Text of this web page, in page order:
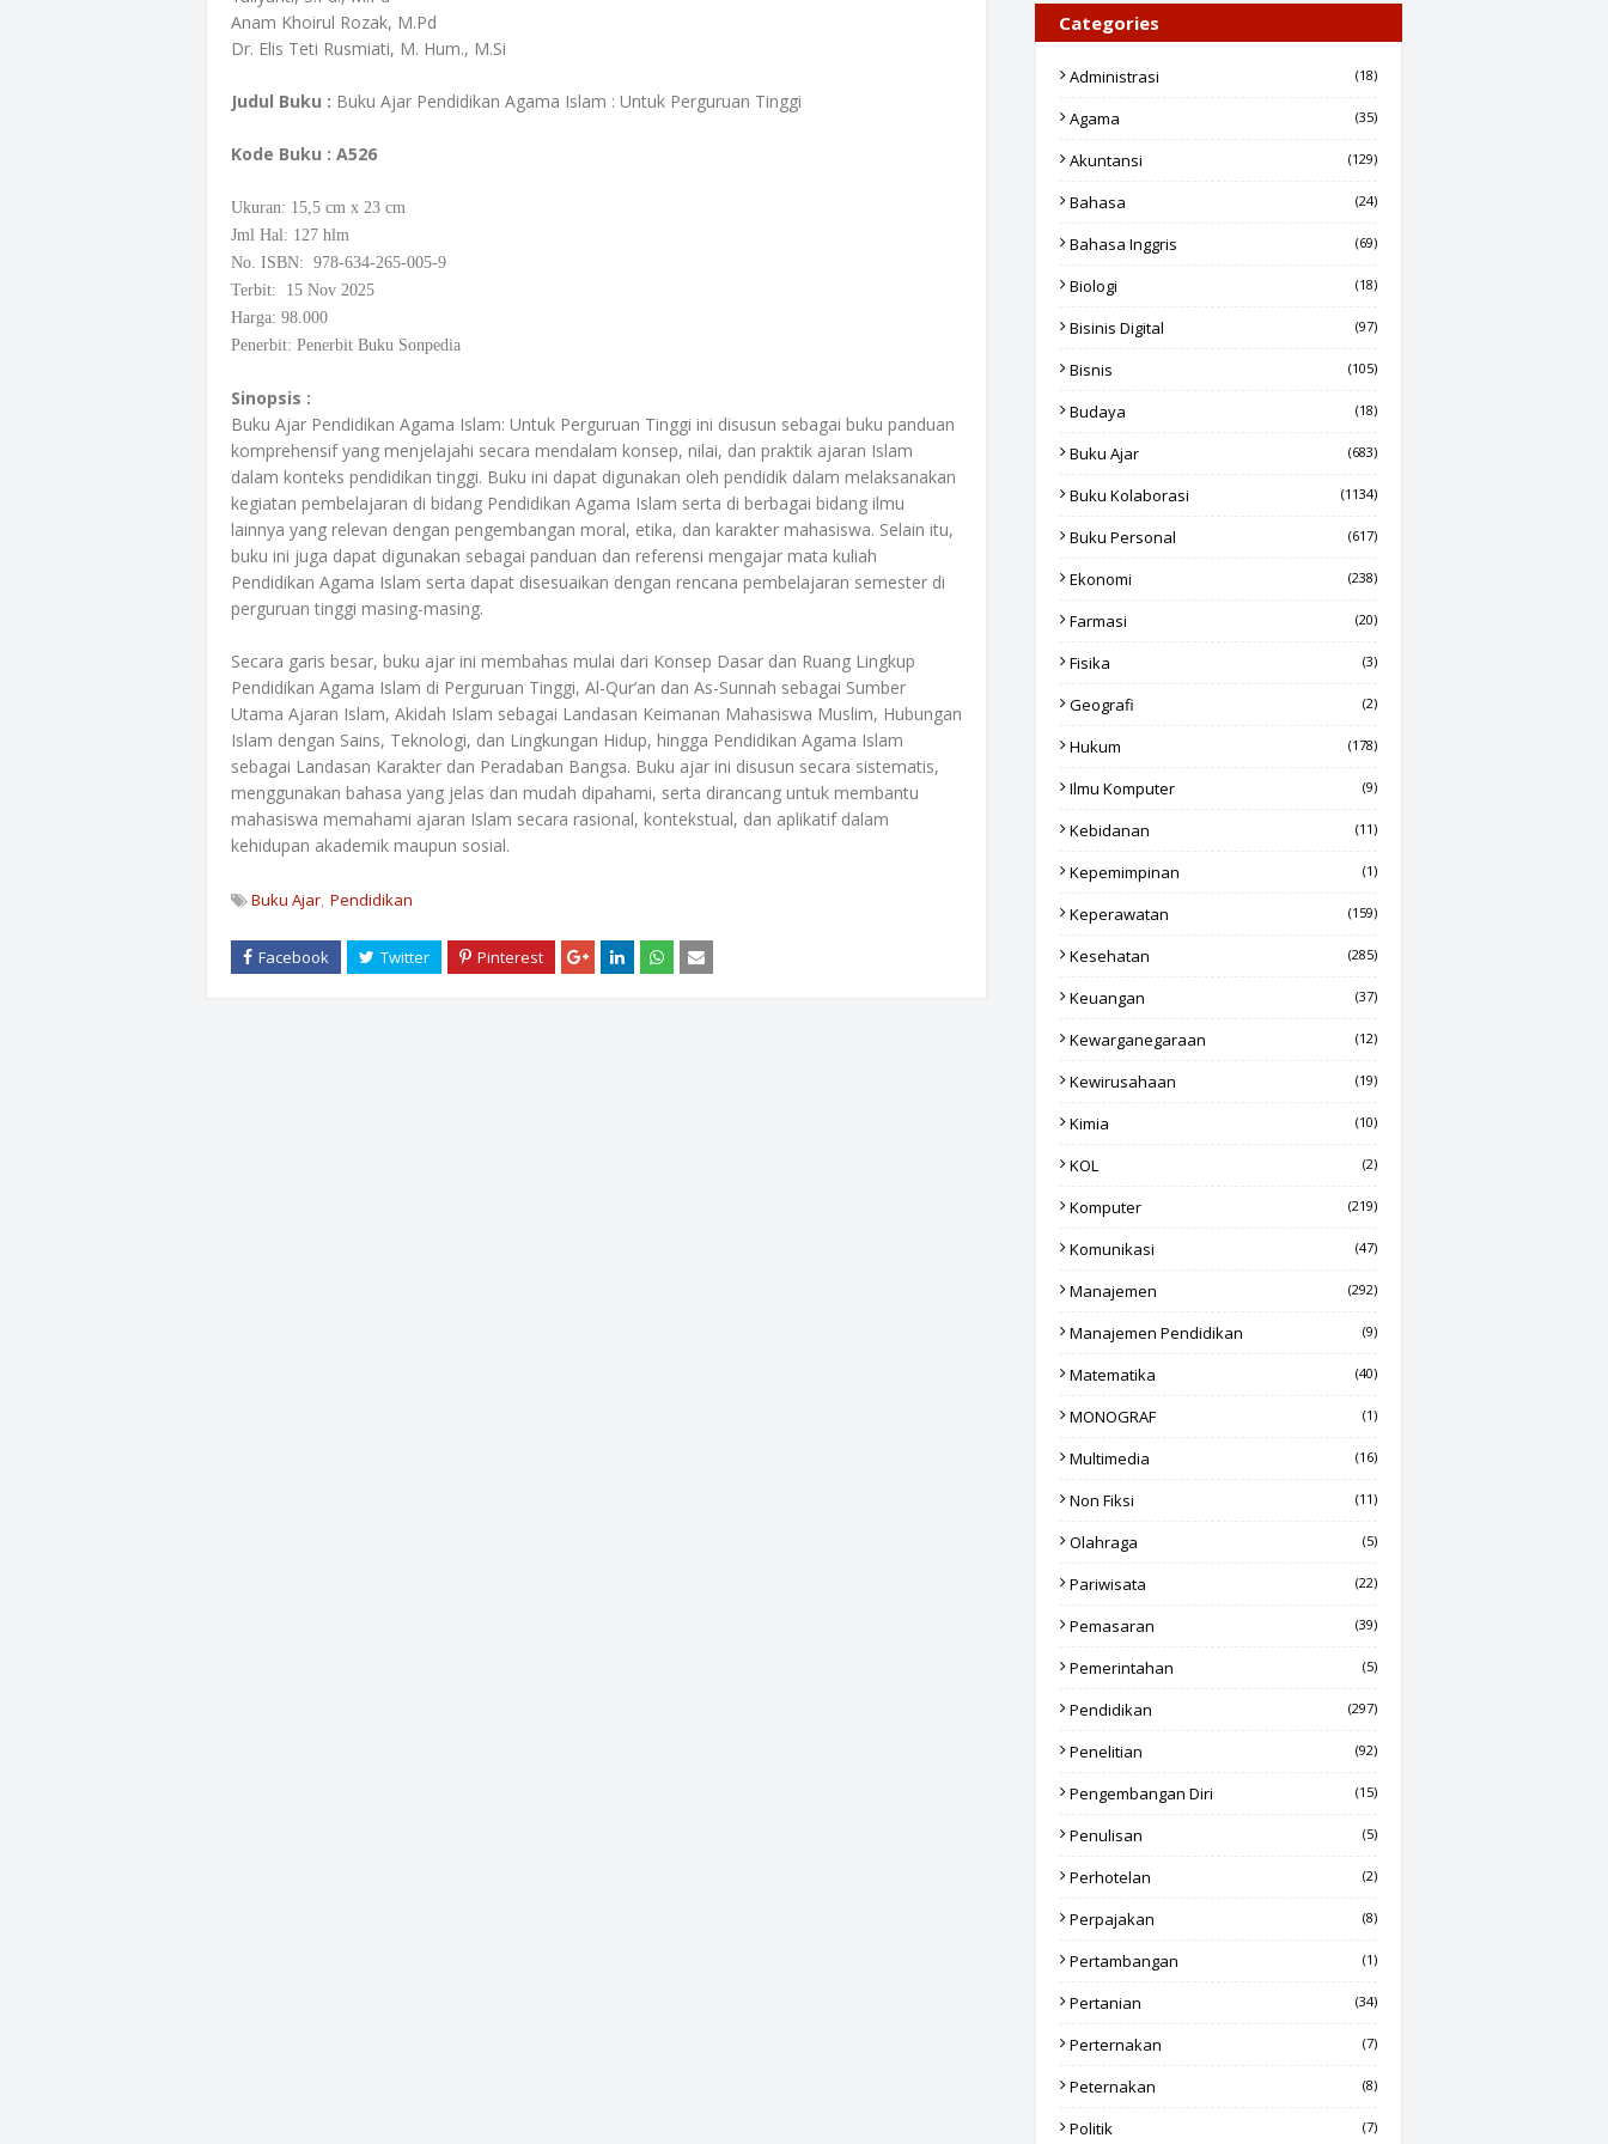
Anam Khoirul Rozak, M.Pd
Dr. Elis Teti Rusmiati, M. Hum., M.Si
Judul Buku : Buku Ajar Pendidikan Agama Islam : Untuk Perguruan Tinggi
Kode Buku : A526
Ukuran: 15,5 cm x 23 cm
Jml Hal: 127 hlm
No. ISBN: 978-634-265-005-9
Terbit: 15 Nov 2025
Harga: 98.000
Penerbit: Penerbit Buku Sonpedia
Sinopsis :
Buku Ajar Pendidikan Agama Islam: Untuk Perguruan Tinggi ini disusun sebagai buku panduan
komprehensif yang menjelajahi secara mendalam konsep, nilai, dan praktik ajaran Islam
dalam konteks pendidikan tinggi. Buku ini dapat digunakan oleh pendidik dalam melaksanakan
kegiatan pembelajaran di bidang Pendidikan Agama Islam serta di berbagai bidang ilmu
lainnya yang relevan dengan pengembangan moral, etika, dan karakter mahasiswa. Selain itu,
buku ini juga dapat digunakan sebagai panduan dan referensi mengajar mata kuliah
Pendidikan Agama Islam serta dapat disesuaikan dengan rencana pembelajaran semester di
perguruan tinggi masing-masing.
Secara garis besar, buku ajar ini membahas mulai dari Konsep Dasar dan Ruang Lingkup
Pendidikan Agama Islam di Perguruan Tinggi, Al-Qur’an dan As-Sunnah sebagai Sumber
Utama Ajaran Islam, Akidah Islam sebagai Landasan Keimanan Mahasiswa Muslim, Hubungan
Islam dengan Sains, Teknologi, dan Lingkungan Hidup, hingga Pendidikan Agama Islam
sebagai Landasan Karakter dan Peradaban Bangsa. Buku ajar ini disusun secara sistematis,
menggunakan bahasa yang jelas dan mudah dipahami, serta dirancang untuk membantu
mahasiswa memahami ajaran Islam secara rasional, kontekstual, dan aplikatif dalam
kehidupan akademik maupun sosial.
Buku Ajar Pendidikan
Categories
Administrasi (18)
Agama (35)
Akuntansi (129)
Bahasa (24)
Bahasa Inggris (69)
Biologi (18)
Bisinis Digital (97)
Bisnis (105)
Budaya (18)
Buku Ajar (683)
Buku Kolaborasi (1134)
Buku Personal (617)
Ekonomi (238)
Farmasi (20)
Fisika (3)
Geografi (2)
Hukum (178)
Ilmu Komputer (9)
Kebidanan (11)
Kepemimpinan (1)
Keperawatan (159)
Kesehatan (285)
Keuangan (37)
Kewarganegaraan (12)
Kewirusahaan (19)
Kimia (10)
KOL (2)
Komputer (219)
Komunikasi (47)
Manajemen (292)
Manajemen Pendidikan (9)
Matematika (40)
MONOGRAF (1)
Multimedia (16)
Non Fiksi (11)
Olahraga (5)
Pariwisata (22)
Pemasaran (39)
Pemerintahan (5)
Pendidikan (297)
Penelitian (92)
Pengembangan Diri (15)
Penulisan (5)
Perhotelan (2)
Perpajakan (8)
Pertambangan (1)
Pertanian (34)
Perternakan (7)
Peternakan (8)
Politik (7)